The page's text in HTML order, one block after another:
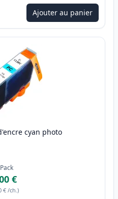
Ajouter au panier
cyan photo
Pack
€
€ /ch.)